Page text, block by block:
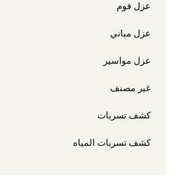
عزل فوم
عزل مباني
عزل مواسير
غير مصنف
كشف تسربات
كشف تسربات المياه